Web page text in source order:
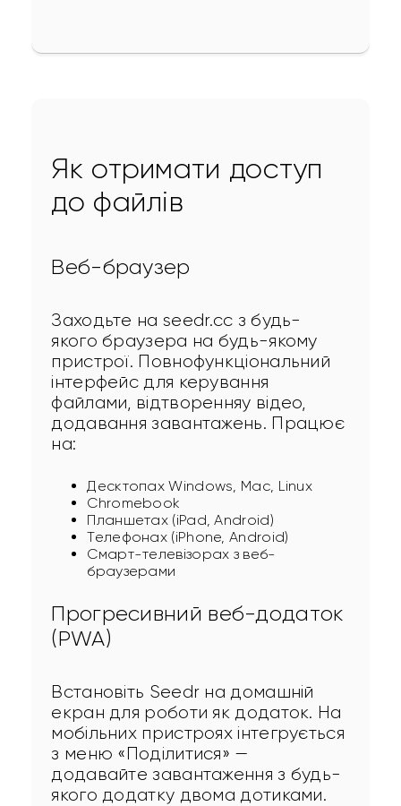
Як отримати доступ
до файлів
Веб-браузер
Заходьте на seedr.cc з будь-
якого браузера на будь-якому
пристрої. Повнофункціональний
інтерфейс для керування
файлами, відтворенняу відео,
додавання завантажень. Працює
на:
Десктопах Windows, Mac, Linux
Chromebook
Планшетах (iPad, Android)
Телефонах (iPhone, Android)
Смарт-телевізорах з веб-
браузерами
Прогресивний веб-додаток
(PWA)
Встановіть Seedr на домашній
екран для роботи як додаток. На
мобільних пристроях інтегрується
з меню «Поділитися» —
додавайте завантаження з будь-
якого додатку двома дотиками.